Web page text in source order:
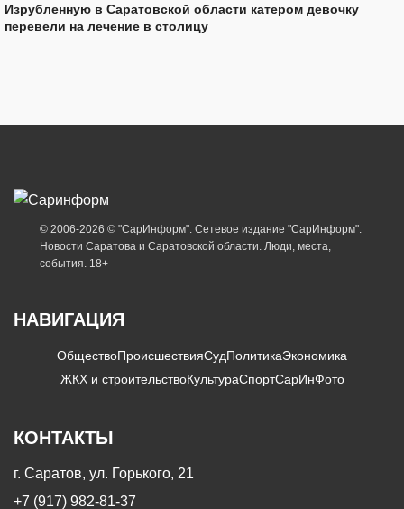
Изрубленную в Саратовской области катером девочку
перевели на лечение в столицу
© 2006-2026 © "СарИнформ". Сетевое издание "СарИнформ".
Новости Саратова и Саратовской области. Люди, места,
события. 18+
НАВИГАЦИЯ
ОбществоПроисшествияСудПолитикаЭкономика
ЖКХ и строительствоКультураСпортСарИнФото
КОНТАКТЫ
г. Саратов, ул. Горького, 21
+7 (917) 982-81-37